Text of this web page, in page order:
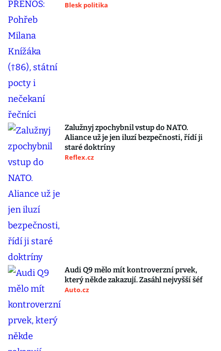
Blesk politika
Zalužnyj zpochybnil vstup do NATO.
Aliance už je jen iluzí bezpečnosti, řídí ji
staré doktríny
Reflex.cz
Audi Q9 mělo mít kontroverzní prvek,
který někde zakazují. Zasáhl nejvyšší šéf
Auto.cz